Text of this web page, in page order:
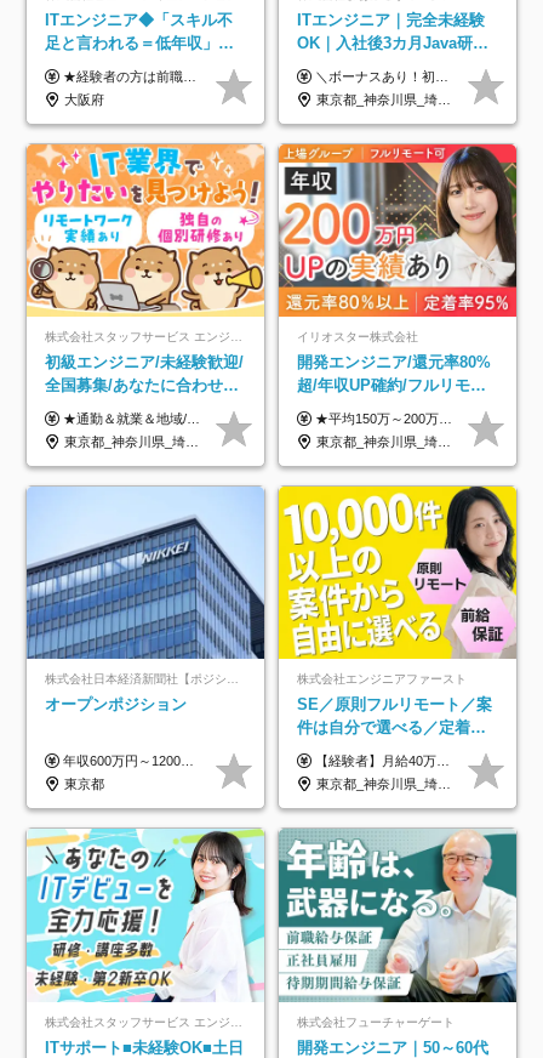
ITエンジニア◆「スキル不
足と言われる＝低年収」で
はない！｜ 不安を克服し、
年収アップした社員の実例
★経験者の方は前職の年収以上を保証します ★案件単価を開示した上で80％以上を還元します 月給25万円以上＋賞与年2回 ※経験や能力を考慮の上で優遇します ※試用期間が3ヶ月(その間の給与・待遇・雇用形態に変更はありません) ※月給には月20時間分のみなし残業手当(5万円)を含みます(超過分は別途支給) ★残業平均は月10時間以下ですので、毎月10時間分程度はお得です！
大阪府
ITエンジニア｜完全未経験
OK｜入社後3カ月Java研修
｜リモート率8割以上｜充実
のキャリア支援｜残業月10h
＼ボーナスあり！初年度から年収300万円以上／ ■月給25万円～35万円＋残業代全額支給＋各種手当＋賞与年1回 ◎経験・年齢・スキルなどを考慮し、できるだけ優遇します ◎試用期間中(3カ月)は契約社員で、月給21万円＋諸手当になります。 (試用期間中は残業が発生しません。その他の待遇に変更はありません) ----------------- ＼3つの評価軸！実力次第で早期収入アップ！／ 【1】スキル(IT理解、実装力、設計) 【2】実務力(現場評価、コミュ力、品質) 【3】姿勢(自走力、意欲、責任感) この3つの評価軸で、3カ月ごとに評価。社内グレードにより、給与が決まる明確な仕組みです。何ができれば給与が上がるのか分かりやすく、実力や努力次第で早期に収入を増やせます！ 【固定残業代について】 なし（残業代は、実際の労働時間に応じて別途全額支給）
東京都_神奈川県_埼玉県_千葉県_大阪府_愛知県_北海道_青森県_岩手県_宮城県_秋田県_山形県_福島県_茨城県_栃木県_群馬県_新潟県_山梨県_長野県_富山県_石川県_福井県_静岡県_岐阜県_三重県_兵庫県_京都府_滋賀県_奈良県_和歌山県_広島県_岡山県_鳥取県_島根県_山口県_徳島県_香川県_愛媛県_高知県_福岡県_熊本県_佐賀県_長崎県_大分県_宮崎県_鹿児島県_沖縄県
株式会社スタッフサービス エンジニアリング事業本部
初級エンジニア/未経験歓迎/
全国募集/あなたに合わせた
オリジナル研修をご用
意/AI・IoT/残業平均8時間
★通勤＆就業＆地域/住宅＆役職手当あり ★残業代は全額支給 ★選べる給与制度あり！ ■東京・神奈川・千葉・埼玉勤務の場合 月給24.5万円～55万円＋諸手当 （残業代は全額支給） (20,000円の地域/住宅手当込み) ■愛知・京都・大阪・兵庫勤務の場合 月給24万円以上＋諸手当 （残業代は全額支給） (15,000円の地域/住宅手当込み) ■茨城・栃木・群馬・静岡・三重・滋賀・広島・福岡勤務の場合 月給23.5万円以上＋諸手当 （残業代は全額支給） (10,000円の地域/住宅手当込み) ■北海道・宮城・山梨・長野・岐阜・奈良・和歌山・岡山勤務の場合 月給23万円以上＋諸手当 （残業代は全額支給） (5,000円の地域/住宅手当込み) ■その他のエリア勤務の場合 月給22.5万円以上＋諸手当 （残業代は全額支給） ※経験や能力を考慮し、当社規定により優遇します 【昇給：年一回実施】 【選べる給与制度】 ★収入を重視する方に… 「変動型人事制度」の選択も可能（派遣先からの評価に応じて収入アップ！） ※年2回のタイミングで希望者と面談の上決定します。
東京都_神奈川県_埼玉県_千葉県_大阪府_愛知県_北海道_岩手県_宮城県_山形県_福島県_茨城県_栃木県_群馬県_山梨県_長野県_富山県_石川県_静岡県_岐阜県_三重県_兵庫県_京都府_滋賀県_奈良県_広島県_岡山県_山口県_愛媛県_福岡県_熊本県_長崎県
イリオスター株式会社
開発エンジニア/還元率80%
超/年収UP確約/フルリモ
OK/年休130日/平均残業7h/
約2万件の案件から選択
★平均150万～200万円年収UPを実現！ ★前職給与を100％保証！ ★案件内容の開示・明確な評価体制あり ⇒クライアント評価で即昇給を実現したケースも◎ ★年12回（毎月昇給チャンスあり） ■月給35万円～103万円 ※経験・能力・前職給与を考慮し、決定 ※上記給与には月30時間分(6万6500円以上)の固定残業代が含まれます。超過分は手当として別途支給します ※試用期間3ヶ月あり(期間中の給与・待遇面に差異はありません) ▼収入アップの実例をご紹介 ───────────── ★働き方改革をした30代男性（PG） 子どもが生まれたばかりなのに、忙しい現場で残業も月50～60時間が当たり前。 ⇒残業ほぼゼロ＆週3リモートの働き方に！しかも給与もアップ！ ★収入アップした30代男性（PM） 子供が3人いて家計も苦しく、残業代で稼ぐ日々… ⇒残業をたくさんしていた年収額より、100万円以上アップしました！
東京都_神奈川県_埼玉県_千葉県_大阪府_愛知県_北海道_青森県_岩手県_宮城県_秋田県_山形県_福島県_茨城県_栃木県_群馬県_新潟県_山梨県_長野県_富山県_石川県_福井県_静岡県_岐阜県_三重県_兵庫県_京都府_滋賀県_奈良県_和歌山県_広島県_岡山県_鳥取県_島根県_山口県_徳島県_香川県_愛媛県_高知県_福岡県_熊本県_佐賀県_長崎県_大分県_宮崎県_鹿児島県_沖縄県
株式会社日本経済新聞社【ポジションマッチ登録】
オープンポジション
年収600万円～1200万円 ※上記年収は、想定年収です。住居費補助、子手当などの各種手当を含む金額です。 ※経験・能力等を考慮の上、当社規定により決定します。
東京都
株式会社エンジニアファースト
SE／原則フルリモート／案
件は自分で選べる／定着率
93%／20～30代活躍中！
【経験者】月給40万円～120万円(固定残業代含む)+各種手当 ★前職給与の総収入額を100％保証｜還元率84％〜100％ ★20代の平均年収570万円 ※月給には、みなし残業手当(月30時間／5万8000円以上)を含みます 超過分は別途追加支給 ※固定残業代は、時間外労働の有無に関わらず30時間分を、月5万8000円~15万7000円支給 ※上記を超える時間外労働分は追加で支給 【未経験者】月給21万円以上＋各種手当 固定残業なし(残業代発生分全額支給) ※6ヶ月の試用期間あり（※条件に変動なし） ▼単価連動性×還元率は84％～100％で収入の大幅UPが可能！ ・案件単価が月50万円の場合：年収417万円 ・案件単価が月70万円の場合：年収584万円 ・案件単価が月100万円の場合：年収834万円 ＜モデル年収＞ ▼400万円～500万円(入社初年度) ▼542万円～626万円(入社2年) ▼667万円～700万円(入社3年） ▼709万円～801万円(入社5年）
東京都_神奈川県_埼玉県_千葉県_大阪府_愛知県_北海道_青森県_岩手県_宮城県_秋田県_山形県_福島県_茨城県_栃木県_群馬県_新潟県_山梨県_長野県_富山県_石川県_福井県_静岡県_岐阜県_三重県_兵庫県_京都府_滋賀県_奈良県_和歌山県_広島県_岡山県_鳥取県_島根県_山口県_徳島県_香川県_愛媛県_高知県_福岡県_熊本県_佐賀県_長崎県_大分県_宮崎県_鹿児島県_沖縄県
ITサポート■未経験OK■土日
株式会社フューチャーゲート
開発エンジニア｜50～60代